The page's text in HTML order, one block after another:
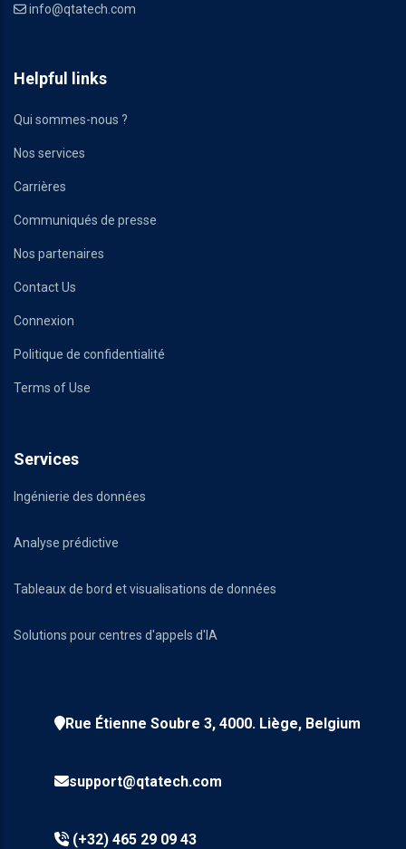
info@qtatech.com
Helpful links
Qui sommes-nous ?
Nos services
Carrières
Communiqués de presse
Nos partenaires
Contact Us
Connexion
Politique de confidentialité
Terms of Use
Services
Ingénierie des données
Analyse prédictive
Tableaux de bord et visualisations de données
Solutions pour centres d'appels d'IA
Rue Étienne Soubre 3, 4000. Liège, Belgium
support@qtatech.com
(+32) 465 29 09 43